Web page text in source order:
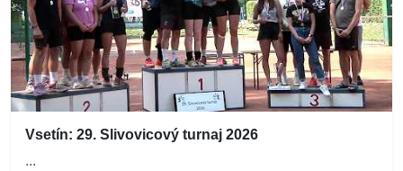
Vsetín: 29. Slivovicový turnaj 2026
...